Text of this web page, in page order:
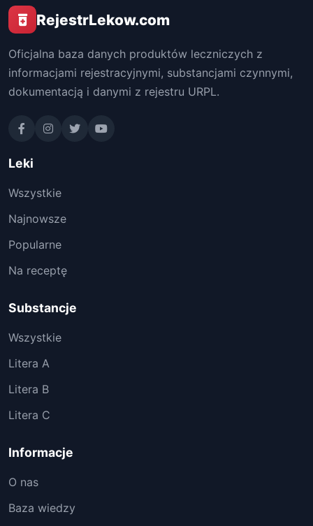
RejestrLekow.com
Oficjalna baza danych produktów leczniczych z
informacjami rejestracyjnymi, substancjami czynnymi,
dokumentacją i danymi z rejestru URPL.
Leki
Wszystkie
Najnowsze
Popularne
Na receptę
Substancje
Wszystkie
Litera A
Litera B
Litera C
Informacje
O nas
Baza wiedzy